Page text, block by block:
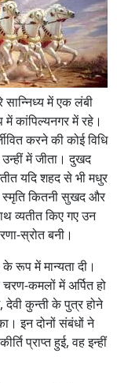
सान्निध्य में एक लंबी
कांपिल्यनगर में रहे।
करने की कोई विधि
में जीता। दुखद
यदि शहद से भी मधुर
स्मृति कितनी सुखद और
व्यतीत किए गए उन
स्रोत बनी।
रूप में मान्यता दी।
कमलों में अर्पित हो
देवी कुन्ती के पुत्र होने
इन दोनों संबंधों ने
प्राप्त हुई, वह इन्हीं